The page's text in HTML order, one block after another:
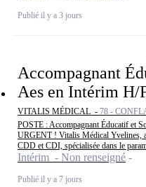
Publié il y a 3 jours
Accompagnant
Aes en Intérim H/
VITALIS MÉDICAL - 78 -
POSTE : Accompagnant Éducatif et
URGENT ! Vitalis Médical Yvelines,
CDD et CDI, spécialisée dans le
Intérim - Non renseigné
Publié il y a 7 jours